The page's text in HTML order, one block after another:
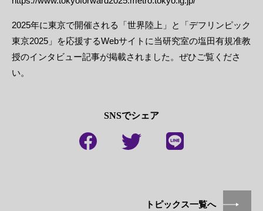
2025年に東京で開催される「世界陸上」と「デフリンピック
東京2025」を応援するWebサイトに当研究室の塩田有規准教
授のインタビュー記事が掲載されました。ぜひご覧くださ
い。
SNSでシェア
トピックス一覧へ